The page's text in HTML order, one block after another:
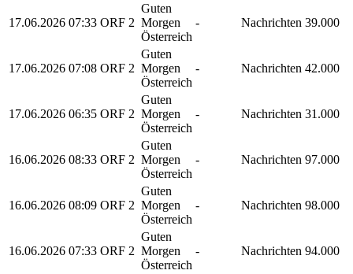
17.06.2026 07:33 ORF 2
Guten
Morgen
Österreich
- Nachrichten 39.000
17.06.2026 07:08 ORF 2
Guten
Morgen
Österreich
- Nachrichten 42.000
17.06.2026 06:35 ORF 2
Guten
Morgen
Österreich
- Nachrichten 31.000
16.06.2026 08:33 ORF 2
Guten
Morgen
Österreich
- Nachrichten 97.000
16.06.2026 08:09 ORF 2
Guten
Morgen
Österreich
- Nachrichten 98.000
16.06.2026 07:33 ORF 2
Guten
Morgen
Österreich
- Nachrichten 94.000